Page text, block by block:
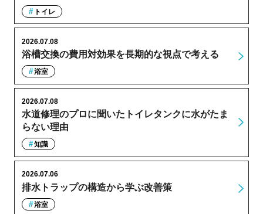
トイレ
浴槽交換の費用対効果を長期的な視点で考える
2026.07.08
浴室
水道修理のプロに聞いたトイレタンクに水がたま
らない理由
2026.07.08
知識
排水トラップの構造から学ぶ改善策
2026.07.06
浴室